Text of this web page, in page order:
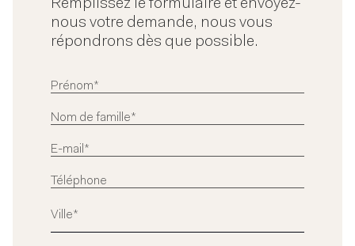
Remplissez le formulaire et envoyez-
nous votre demande, nous vous
répondrons dès que possible.